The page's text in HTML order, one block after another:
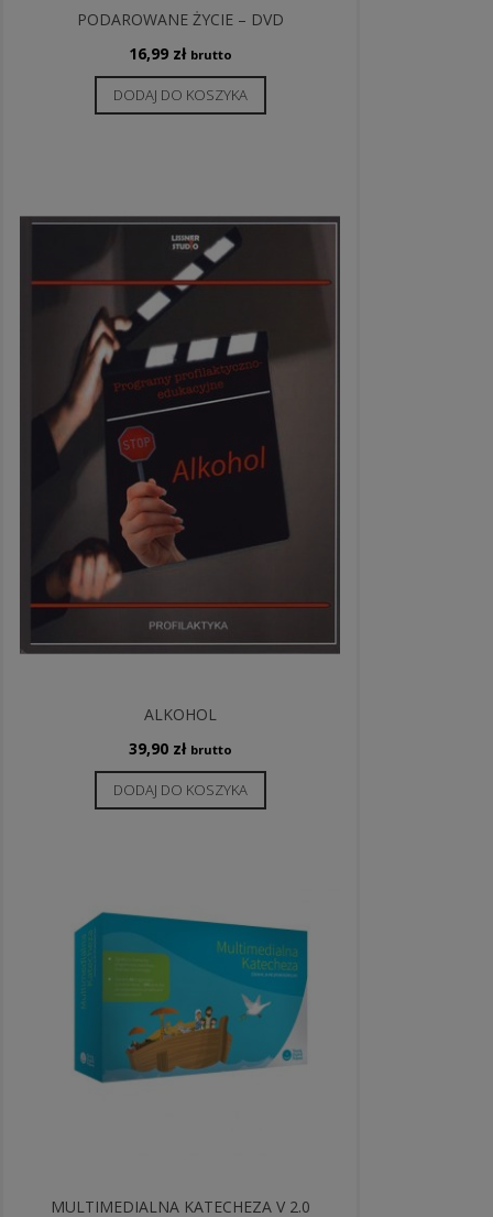
PODAROWANE ŻYCIE – DVD
16,99 zł brutto
DODAJ DO KOSZYKA
ALKOHOL
39,90 zł brutto
DODAJ DO KOSZYKA
MULTIMEDIALNA KATECHEZA V 2.0